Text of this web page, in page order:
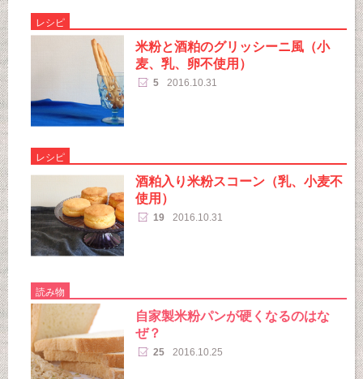
レシピ
米粉と酒粕のグリッシーニ風（小
麦、乳、卵不使用）
5 2016.10.31
レシピ
酒粕入り米粉スコーン（乳、小麦不
使用）
19 2016.10.31
読み物
自家製米粉パンが硬くなるのはな
ぜ？
25 2016.10.25